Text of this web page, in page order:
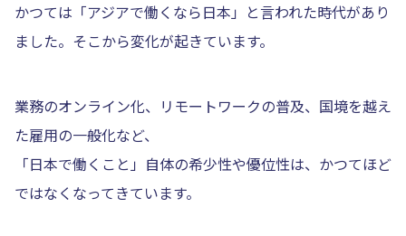
かつては「アジアで働くなら日本」と言われた時代があり
ました。そこから変化が起きています。
業務のオンライン化、リモートワークの普及、国境を越え
た雇用の一般化など、
「日本で働くこと」自体の希少性や優位性は、かつてほど
ではなくなってきています。